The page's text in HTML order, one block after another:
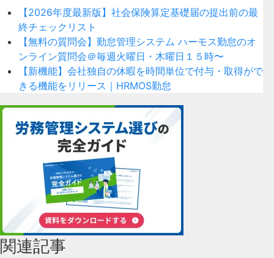
【2026年度最新版】社会保険算定基礎届の提出前の最
終チェックリスト
【無料の質問会】勤怠管理システム ハーモス勤怠のオ
ンライン質問会＠毎週火曜日・木曜日１５時〜
【新機能】会社独自の休暇を時間単位で付与・取得がで
きる機能をリリース｜HRMOS勤怠
関連記事